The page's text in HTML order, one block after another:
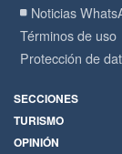
Noticias
Términos de uso
Protección de
SECCIONES
TURISMO
OPINIÓN